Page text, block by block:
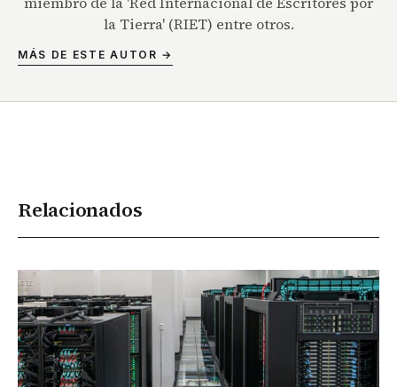
la Tierra' (RIET) entre otros.
MÁS DE ESTE AUTOR →
Relacionados